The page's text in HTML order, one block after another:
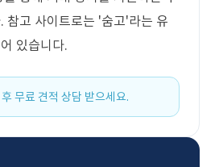
참고 사이트로는 '숨고'라는 유
있습니다.
무료 견적 상담 받으세요.